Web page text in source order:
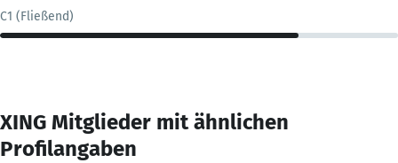
C1 (Fließend)
XING Mitglieder mit ähnlichen
Profilangaben